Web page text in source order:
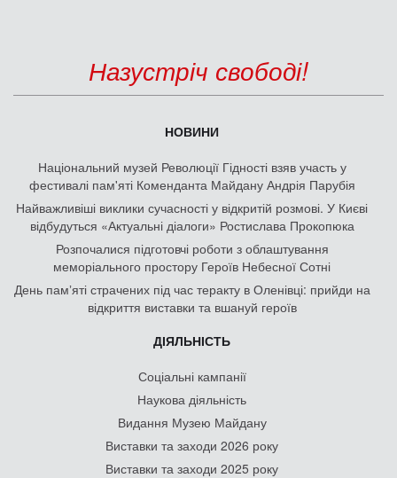
Назустріч свободі!
НОВИНИ
Національний музей Революції Гідності взяв участь у
фестивалі пам'яті Коменданта Майдану Андрія Парубія
Найважливіші виклики сучасності у відкритій розмові. У Києві
відбудуться «Актуальні діалоги» Ростислава Прокопюка
Розпочалися підготовчі роботи з облаштування
меморіального простору Героїв Небесної Сотні
День памʼяті страчених під час теракту в Оленівці: прийди на
відкриття виставки та вшануй героїв
ДІЯЛЬНІСТЬ
Соціальні кампанії
Наукова діяльність
Видання Музею Майдану
Виставки та заходи 2026 року
Виставки та заходи 2025 року